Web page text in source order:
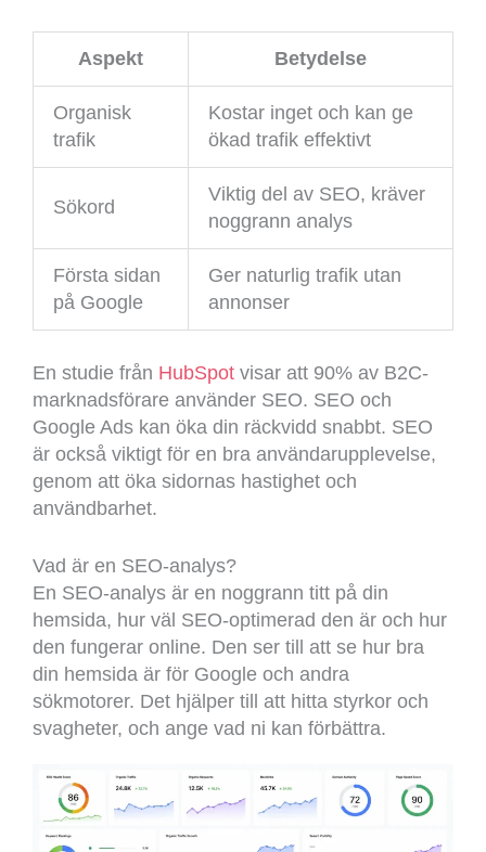
Aspekt Betydelse
Organisk
trafik
Kostar inget och kan ge
ökad trafik effektivt
Sökord
Viktig del av SEO, kräver
noggrann analys
Första sidan
på Google
Ger naturlig trafik utan
annonser
En studie från HubSpot visar att 90% av B2C-
marknadsförare använder SEO. SEO och
Google Ads kan öka din räckvidd snabbt. SEO
är också viktigt för en bra användarupplevelse,
genom att öka sidornas hastighet och
användbarhet.
Vad är en SEO-analys?
En SEO-analys är en noggrann titt på din
hemsida, hur väl SEO-optimerad den är och hur
den fungerar online. Den ser till att se hur bra
din hemsida är för Google och andra
sökmotorer. Det hjälper till att hitta styrkor och
svagheter, och ange vad ni kan förbättra.